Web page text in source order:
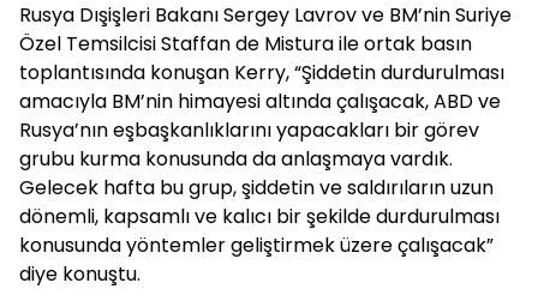
Rusya Dışişleri Bakanı Sergey Lavrov ve BM’nin Suriye
Özel Temsilcisi Staffan de Mistura ile ortak basın
toplantısında konuşan Kerry, “Şiddetin durdurulması
amacıyla BM’nin himayesi altında çalışacak, ABD ve
Rusya’nın eşbaşkanlıklarını yapacakları bir görev
grubu kurma konusunda da anlaşmaya vardık.
Gelecek hafta bu grup, şiddetin ve saldırıların uzun
dönemli, kapsamlı ve kalıcı bir şekilde durdurulması
konusunda yöntemler geliştirmek üzere çalışacak”
diye konuştu.